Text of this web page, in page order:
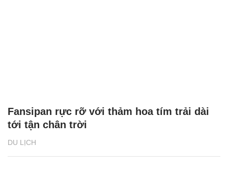
DU LỊCH
Fansipan rực rỡ với thảm hoa tím trải dài
tới tận chân trời